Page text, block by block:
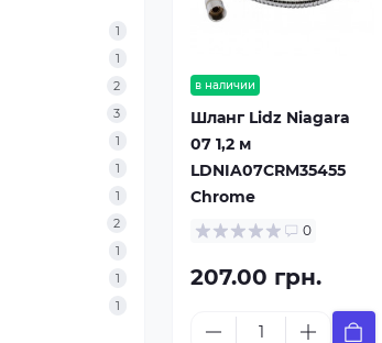
1
1
2
3
1
1
1
2
1
1
1
в наличии
Шланг Lidz Niagara
07 1,2 м
LDNIA07CRM35455
Chrome
0
207.00 грн.